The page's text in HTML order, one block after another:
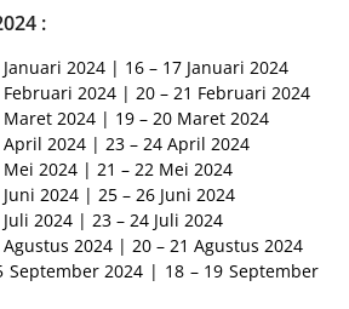
:
2024 | 16 – 17 Januari 2024
Februari 2024 | 20 – 21 Februari 2024
Maret 2024 | 19 – 20 Maret 2024
April 2024 | 23 – 24 April 2024
Mei 2024 | 21 – 22 Mei 2024
2024 | 25 – 26 Juni 2024
2024 | 23 – 24 Juli 2024
Agustus 2024 | 20 – 21 Agustus 2024
September 2024 | 18 – 19 September